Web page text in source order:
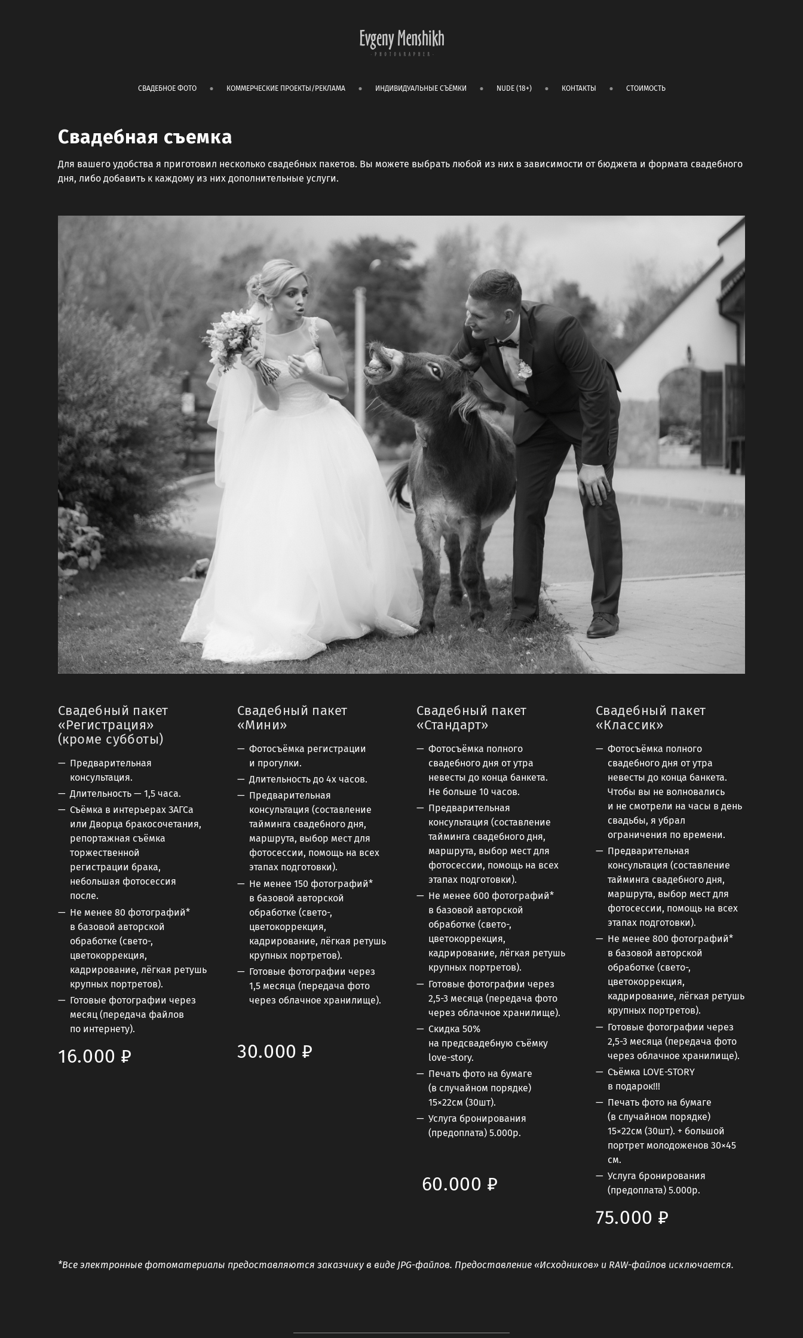
СВАДЕБНОЕ ФОТО КОММЕРЧЕСКИЕ ПРОЕКТЫ/РЕКЛАМА ИНДИВИДУАЛЬНЫЕ СЪЁМКИ NUDE (18+) КОНТАКТЫ СТОИМОСТЬ
Свадебная съемка
Для вашего удобства я приготовил несколько свадебных пакетов. Вы можете выбрать любой из них в зависимости от бюджета и формата свадебного
дня, либо добавить к каждому из них дополнительные услуги.
Свадебный пакет
«Регистрация»
(кроме субботы)
Предварительная
консультация.
Длительность — 1,5 часа.
Съёмка в интерьерах ЗАГСа
или Дворца бракосочетания,
репортажная съёмка
торжественной
регистрации брака,
небольшая фотосессия
после.
Не менее 80 фотографий*
в базовой авторской
обработке (свето-,
цветокоррекция,
кадрирование, лёгкая ретушь
крупных портретов).
Готовые фотографии через
месяц (передача файлов
по интернету).
16.000 ₽
Свадебный пакет
«Мини»
Фотосъёмка регистрации
и прогулки.
Длительность до 4х часов.
Предварительная
консультация (составление
тайминга свадебного дня,
маршрута, выбор мест для
фотосессии, помощь на всех
этапах подготовки).
Не менее 150 фотографий*
в базовой авторской
обработке (свето-,
цветокоррекция,
кадрирование, лёгкая ретушь
крупных портретов).
Готовые фотографии через
1,5 месяца (передача фото
через облачное хранилище).
30.000 ₽
Свадебный пакет
«Стандарт»
Фотосъёмка полного
свадебного дня от утра
невесты до конца банкета.
Не больше 10 часов.
Предварительная
консультация (составление
тайминга свадебного дня,
маршрута, выбор мест для
фотосессии, помощь на всех
этапах подготовки).
Не менее 600 фотографий*
в базовой авторской
обработке (свето-,
цветокоррекция,
кадрирование, лёгкая ретушь
крупных портретов).
Готовые фотографии через
2,5-3 месяца (передача фото
через облачное хранилище).
Скидка 50%
на предсвадебную съёмку
love-story.
Печать фото на бумаге
(в случайном порядке)
15×22см (30шт).
Услуга бронирования
(предоплата) 5.000р.
60.000 ₽
Свадебный пакет
«Классик»
Фотосъёмка полного
свадебного дня от утра
невесты до конца банкета.
Чтобы вы не волновались
и не смотрели на часы в день
свадьбы, я убрал
ограничения по времени.
Предварительная
консультация (составление
тайминга свадебного дня,
маршрута, выбор мест для
фотосессии, помощь на всех
этапах подготовки).
Не менее 800 фотографий*
в базовой авторской
обработке (свето-,
цветокоррекция,
кадрирование, лёгкая ретушь
крупных портретов).
Готовые фотографии через
2,5-3 месяца (передача фото
через облачное хранилище).
Съёмка LOVE-STORY
в подарок!!!
Печать фото на бумаге
(в случайном порядке)
15×22см (30шт). + большой
портрет молодоженов 30×45
см.
Услуга бронирования
(предоплата) 5.000р.
75.000 ₽
*Все электронные фотоматериалы предоставляются заказчику в виде JPG-файлов. Предоставление «Исходников» и RAW-файлов исключается.